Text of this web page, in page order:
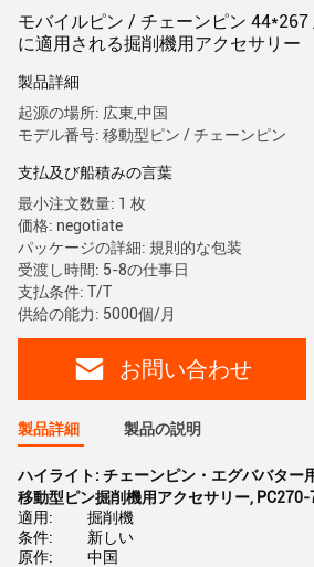
モバイルピン / チェーンピン
に適用される掘削機用アクセサリー
製品詳細
起源の場所: 広東,中国
モデル番号: 移動型ピン / チェーンピン
支払及び船積みの言葉
最小注文数量: 1 枚
価格: negotiate
パッケージの詳細: 規則的な包装
受渡し時間: 5-8の仕事日
支払条件: T/T
供給の能力: 5000個/月
お問い合わせ
製品詳細 製品の説明
ハイライト: チェーンピン・エグババター
移動型ピン掘削機用アクセサリー,
適用:
掘削機
条件:
新しい
原作:
中国